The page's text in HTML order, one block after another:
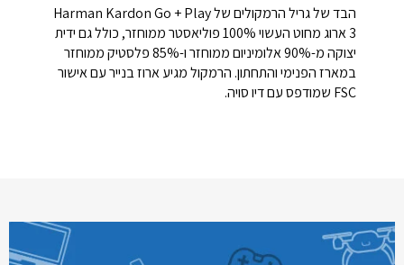
הבד של גריל הרמקולים של Harman Kardon Go + Play
3 ארוג מחוט העשוי 100% פוליאסטר ממוחזר, כולל גם ידית
יצוקה מ-90% אלומיניום ממוחזר ו-85% פלסטיק ממוחזר
במארז הפנימי והתחתון. הרמקול מגיע ארוז בנייר עם אישור
FSC שמודפס עם דיו סויה.